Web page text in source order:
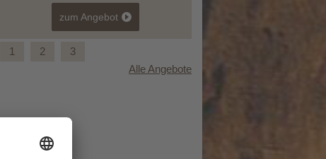
Sommerfrische im Gsiesertal
zum Angebot
1 2
3
Alle Angebote